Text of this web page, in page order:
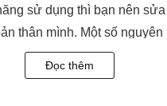
sử dụng thì bạn nên
thân mình. Một số nguyên
cần phải được thay thế
sau đây:
Đọc thêm